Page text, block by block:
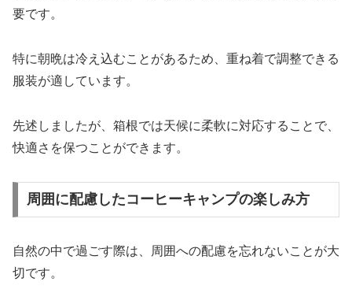
要です。
特に朝晩は冷え込むことがあるため、重ね着で調整できる
服装が適しています。
先述しましたが、箱根では天候に柔軟に対応することで、
快適さを保つことができます。
周囲に配慮したコーヒーキャンプの楽しみ方
自然の中で過ごす際は、周囲への配慮を忘れないことが大
切です。